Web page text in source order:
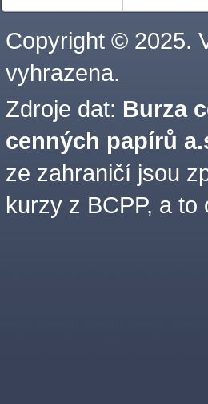
Copyright © 2025.
vyhrazena.
Zdroje dat: Burza
cenných papírů
ze zahraničí jsou
kurzy z BCPP, a to